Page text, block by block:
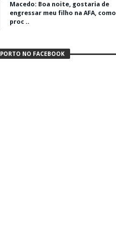
Macedo: Boa noite, gostaria de
engressar meu filho na AFA, como
proc ..
NO FACEBOOK